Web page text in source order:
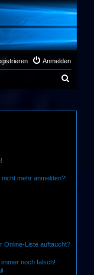
Anmelden
mehr anmelden?!
Online-Liste auftaucht?
noch falsch!